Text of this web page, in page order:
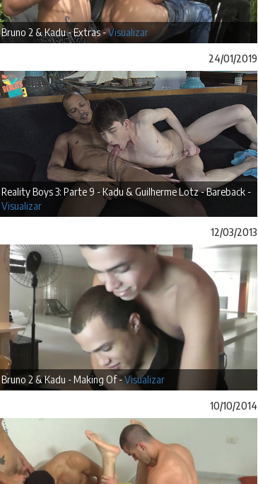
Bruno 2 & Kadu - Extras -Visualizar
24/01/2019
Reality Boys 3: Parte 9 - Kadu & Guilherme Lotz - Bareback -
Visualizar
12/03/2013
Bruno 2 & Kadu - Making Of -Visualizar
10/10/2014